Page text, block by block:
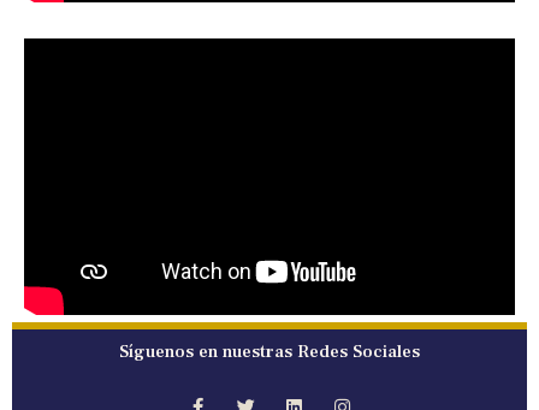
Síguenos en nuestras Redes Sociales